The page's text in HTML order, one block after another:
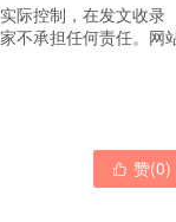
际控制，在发文收录
承担任何责任。 网
 赞(0)